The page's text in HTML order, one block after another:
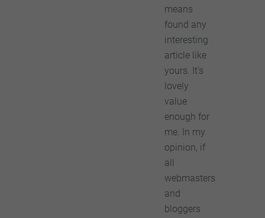
means
found any
interesting
article like
yours. It's
lovely
value
enough for
me. In my
opinion, if
all
webmasters
and
bloggers